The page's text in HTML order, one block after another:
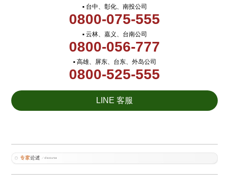
▪ 台中、彰化、南投公司
0800-075-555
▪ 云林、嘉义、台南公司
0800-056-777
▪ 高雄、屏东、台东、外岛公司
0800-525-555
LINE 客服